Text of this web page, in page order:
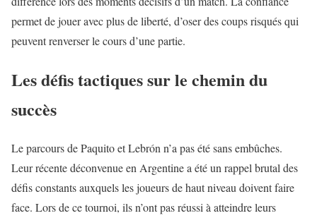
permet de jouer avec plus de liberté, d’oser des coups risqués qui
peuvent renverser le cours d’une partie.
Les défis tactiques sur le chemin du
succès
Le parcours de Paquito et Lebrón n’a pas été sans embûches.
Leur récente déconvenue en Argentine a été un rappel brutal des
défis constants auxquels les joueurs de haut niveau doivent faire
face. Lors de ce tournoi, ils n’ont pas réussi à atteindre leurs